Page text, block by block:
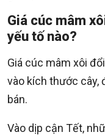
Giá cúc mâm
yếu tố nào?
Giá cúc mâm xôi
vào kích thước cây,
bán.
Vào dịp cận Tết,